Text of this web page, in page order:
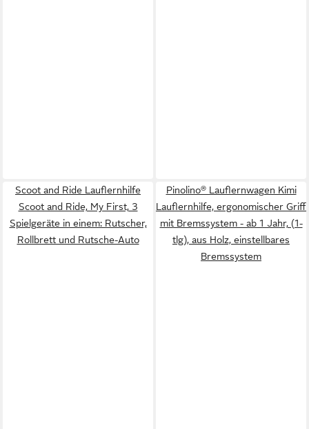
Scoot and Ride Lauflernhilfe
Scoot and Ride, My First, 3
Spielgeräte in einem: Rutscher,
Rollbrett und Rutsche-Auto
Pinolino® Lauflernwagen Kimi
Lauflernhilfe, ergonomischer Griff
mit Bremssystem - ab 1 Jahr, (1-
tlg), aus Holz, einstellbares
Bremssystem